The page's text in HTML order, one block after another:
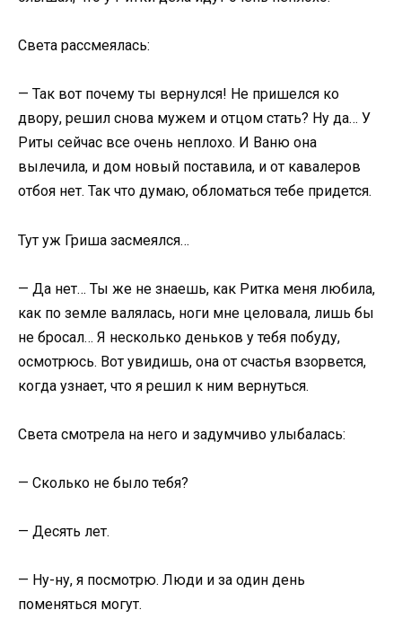
Света рассмеялась:
— Так вот почему ты вернулся! Не пришелся ко
двору, решил снова мужем и отцом стать? Ну да… У
Риты сейчас все очень неплохо. И Ваню она
вылечила, и дом новый поставила, и от кавалеров
отбоя нет. Так что думаю, обломаться тебе придется.
Тут уж Гриша засмеялся…
— Да нет… Ты же не знаешь, как Ритка меня любила,
как по земле валялась, ноги мне целовала, лишь бы
не бросал… Я несколько деньков у тебя побуду,
осмотрюсь. Вот увидишь, она от счастья взорвется,
когда узнает, что я решил к ним вернуться.
Света смотрела на него и задумчиво улыбалась:
— Сколько не было тебя?
— Десять лет.
— Ну-ну, я посмотрю. Люди и за один день
поменяться могут.